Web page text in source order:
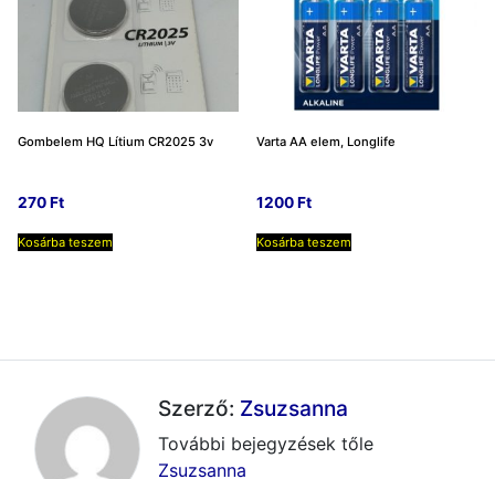
Gombelem HQ Lítium CR2025 3v
270Ft
Kosárba teszem
Varta AA elem, Longlife
1200Ft
Kosárba teszem
Szerző: Zsuzsanna
További bejegyzések tőle
Zsuzsanna